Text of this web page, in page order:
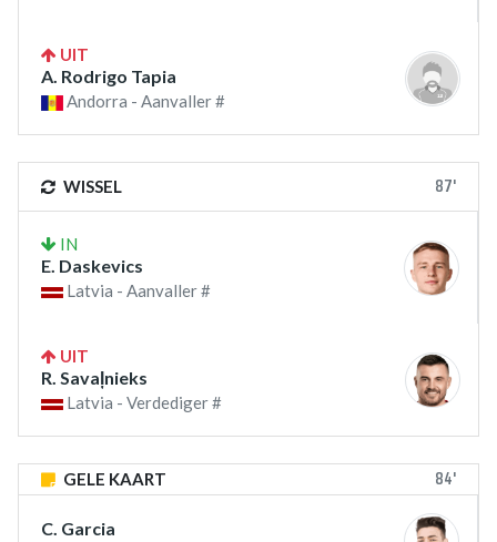
UIT
A. Rodrigo Tapia
Andorra - Aanvaller #
WISSEL 87'
IN
E. Daskevics
Latvia - Aanvaller #
UIT
R. Savaļnieks
Latvia - Verdediger #
GELE KAART 84'
C. Garcia